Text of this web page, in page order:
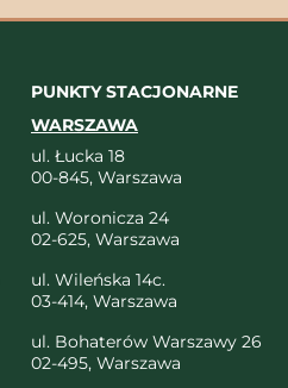
PUNKTY STACJONARNE
WARSZAWA
ul. Łucka 18
00-845, Warszawa
ul. Woronicza 24
02-625, Warszawa
ul. Wileńska 14c.
03-414, Warszawa
ul. Bohaterów Warszawy 26
02-495, Warszawa